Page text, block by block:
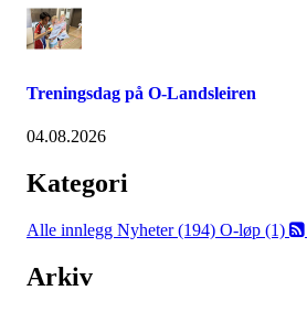
Treningsdag på O-Landsleiren
04.08.2026
Kategori
Alle innlegg Nyheter (194) O-løp (1)
Arkiv